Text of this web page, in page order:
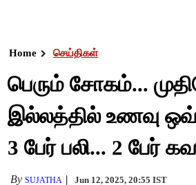
Home செய்திகள்
பெரும் சோகம்...
இல்லத்தில் உணவு
3 பேர் பலி... 2 பேர்
BySUJATHA Jun 12, 2025, 20:55 IST